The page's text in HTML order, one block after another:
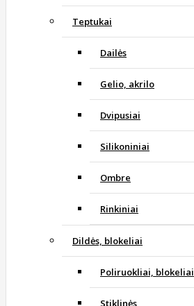
Teptukai
Dailės
Gelio, akrilo
Dvipusiai
Silikoniniai
Ombre
Rinkiniai
Dildės, blokeliai
Poliruokliai, blokeliai
Stiklinės